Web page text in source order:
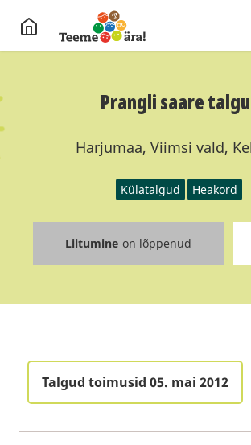
Prangli saare
Harjumaa, Viimsi vald,
Külatalgud Heakord
Liitumine on lõppenud
Talgud toimusid 05. mai 2012